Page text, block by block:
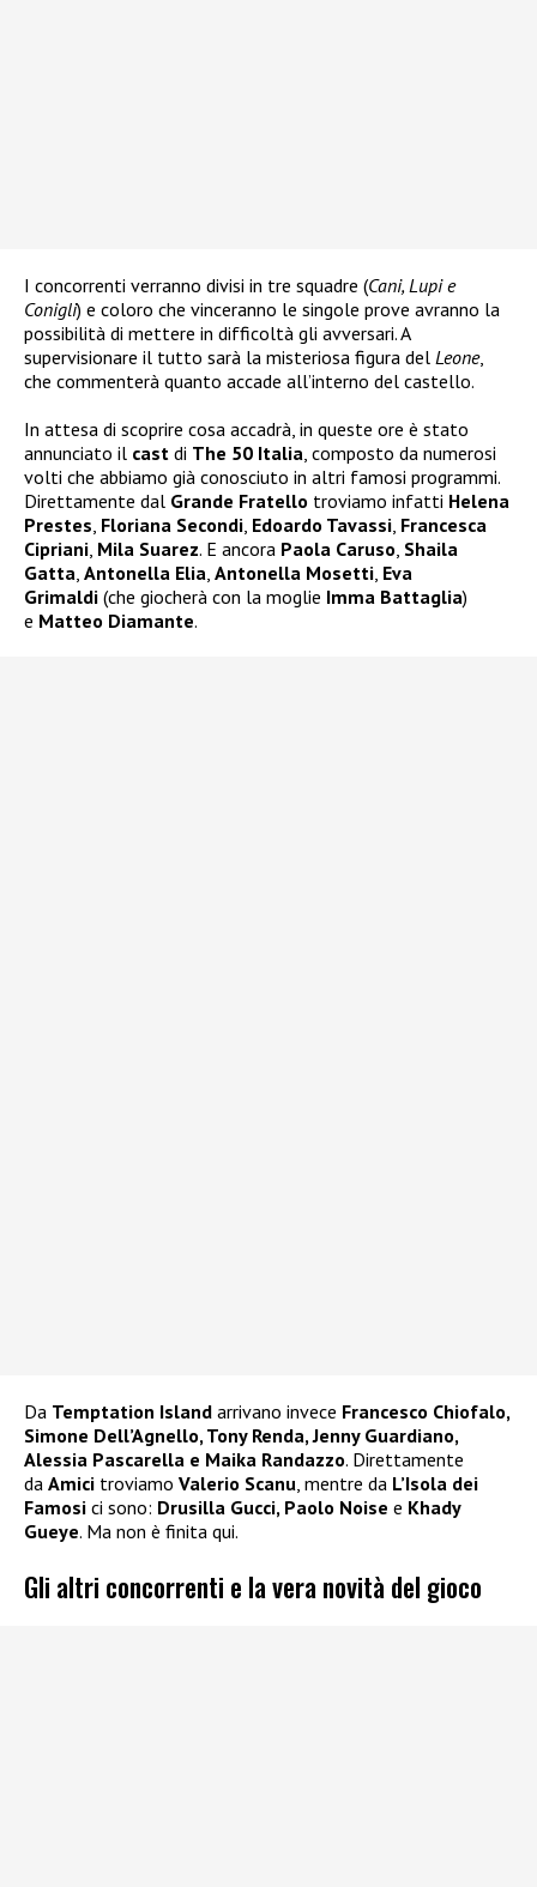
I concorrenti verranno divisi in tre squadre (Cani, Lupi e
Conigli) e coloro che vinceranno le singole prove avranno la
possibilità di mettere in difficoltà gli avversari. A
supervisionare il tutto sarà la misteriosa figura del Leone,
che commenterà quanto accade all’interno del castello.
In attesa di scoprire cosa accadrà, in queste ore è stato
annunciato il cast di The 50 Italia, composto da numerosi
volti che abbiamo già conosciuto in altri famosi programmi.
Direttamente dal Grande Fratello troviamo infatti Helena
Prestes, Floriana Secondi, Edoardo Tavassi, Francesca
Cipriani, Mila Suarez. E ancora Paola Caruso, Shaila
Gatta, Antonella Elia, Antonella Mosetti, Eva
Grimaldi (che giocherà con la moglie Imma Battaglia)
e Matteo Diamante.
Da Temptation Island arrivano invece Francesco Chiofalo,
Simone Dell’Agnello, Tony Renda, Jenny Guardiano,
Alessia Pascarella e Maika Randazzo. Direttamente
da Amici troviamo Valerio Scanu, mentre da L’Isola dei
Famosi ci sono: Drusilla Gucci, Paolo Noise e Khady
Gueye. Ma non è finita qui.
Gli altri concorrenti e la vera novità del gioco